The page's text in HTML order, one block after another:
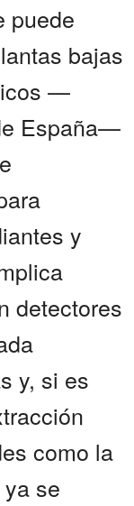
puede
bajas
—
España—
y
detectores
y, si es
como la
se